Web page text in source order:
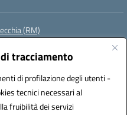
tracciamento
di profilazione degli utenti -
tecnici necessari al
fruibilità dei servizi
(RM)
(IPA): istsc_rmic8b900g